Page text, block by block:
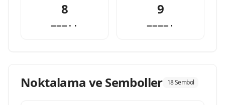
8
−−−··
9
−−−−·
Noktalama ve Semboller 18 Sembol